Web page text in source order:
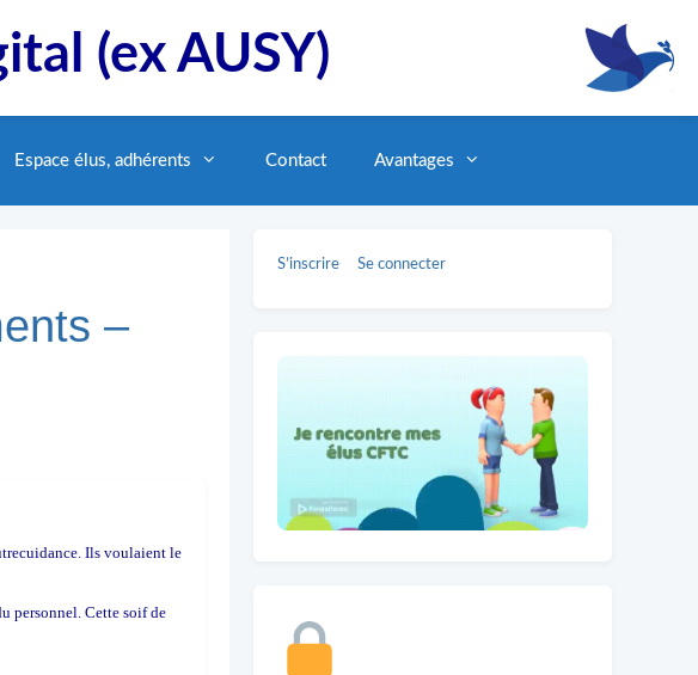
(ex AUSY)
Espace élus, adhérents Contact Avantages
–
Ils voulaient le
personnel. Cette soif de
S’inscrire Se connecter